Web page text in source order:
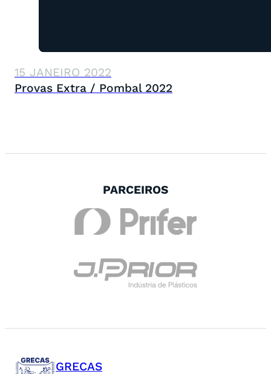
15 JANEIRO 2022
Provas Extra / Pombal 2022
PARCEIROS
GRECAS